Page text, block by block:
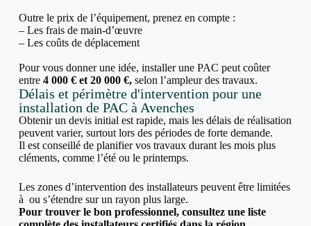
Outre le prix de l’équipement, prenez en compte :
– Les frais de main-d’œuvre
– Les coûts de déplacement
Pour vous donner une idée, installer une PAC peut coûter
entre 4 000 € et 20 000 €,selon l’ampleur des travaux.
Délais et périmètre d'intervention pour une
installation de PAC à Avenches
Obtenir un devis initial est rapide, mais les délais de réalisation
peuvent varier, surtout lors des périodes de forte demande.
Il est conseillé de planifier vos travaux durant les mois plus
cléments, comme l’été ou le printemps.
Les zones d’intervention des installateurs peuvent être limitées
à ou s’étendre sur un rayon plus large.
Pour trouver le bon professionnel, consultez une liste